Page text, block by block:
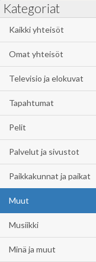
Kategoriat
Kaikki yhteisöt
Omat yhteisöt
Televisio ja elokuvat
Tapahtumat
Pelit
Palvelut ja sivustot
Paikkakunnat ja paikat
Muut
Musiikki
Minä ja muut